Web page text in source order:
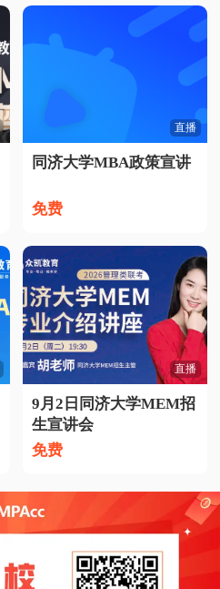
直播
同济大学MBA政策宣讲
免费
直播
9月2日同济大学MEM招
生宣讲会
免费